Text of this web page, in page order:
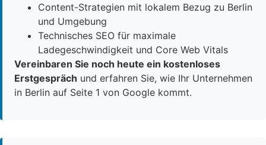
Content-Strategien mit lokalem Bezug zu Berlin
und Umgebung
Technisches SEO für maximale
Ladegeschwindigkeit und Core Web Vitals
Vereinbaren Sie noch heute ein kostenloses
Erstgespräch und erfahren Sie, wie Ihr Unternehmen
in Berlin auf Seite 1 von Google kommt.